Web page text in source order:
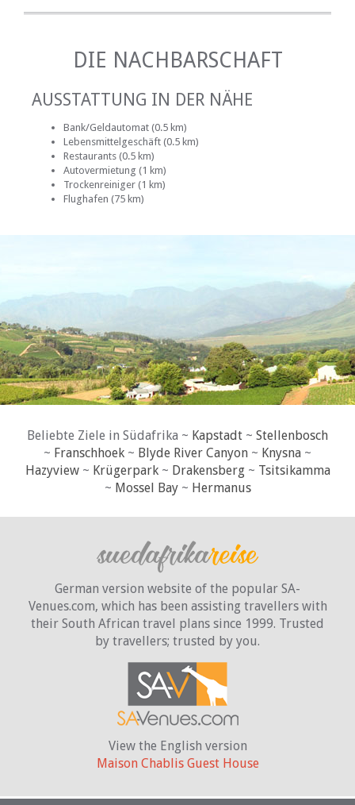
DIE NACHBARSCHAFT
AUSSTATTUNG IN DER NÄHE
Bank/Geldautomat (0.5 km)
Lebensmittelgeschäft (0.5 km)
Restaurants (0.5 km)
Autovermietung (1 km)
Trockenreiniger (1 km)
Flughafen (75 km)
Beliebte Ziele in Südafrika ~ Kapstadt ~ Stellenbosch
~ Franschhoek ~ Blyde River Canyon ~ Knysna ~
Hazyview~ Krügerpark~ Drakensberg~ Tsitsikamma
~ Mossel Bay~ Hermanus
German version website of the popular SA-
Venues.com, which has been assisting travellers with
their South African travel plans since 1999. Trusted
by travellers; trusted by you.
View the English version
Maison Chablis Guest House